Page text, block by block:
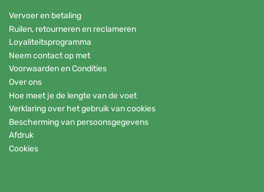
Vervoer en betaling
Ruilen, retourneren en reclameren
Loyaliteitsprogramma
Neem contact op met
Voorwaarden en Condities
Over ons
Hoe meet je de lengte van de voet
Verklaring over het gebruik van cookies
Bescherming van persoonsgegevens
Afdruk
Cookies